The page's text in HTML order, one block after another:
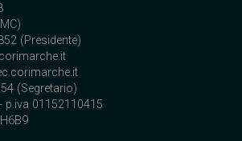
(Presidente)
(Segretario)
p.iva 01152110415